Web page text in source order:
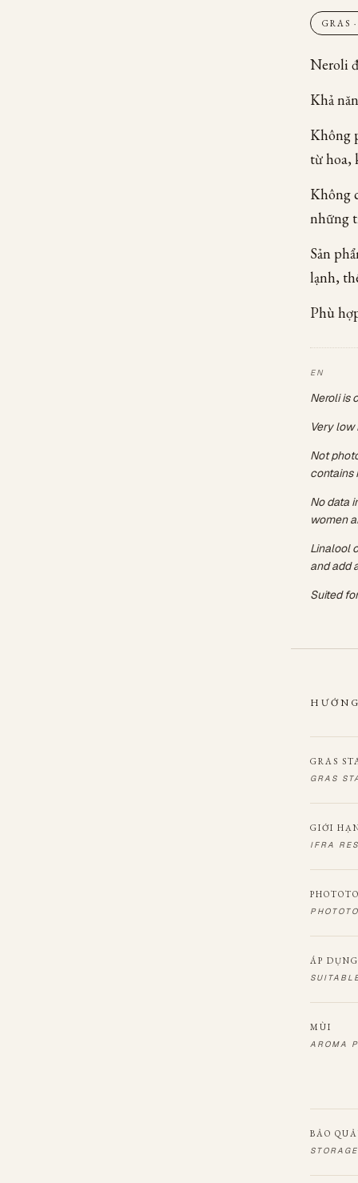
GRAS
Neroli
Khả
Không
từ hoa,
Không
những
Sản
lạnh,
Phù
Neroli is
Very low
Not
contains
No data
women
Linalool
and add
Suited
GRAS
GRAS
GIỚI
IFRA
ÁP
MÙI
AROMA
BẢO
STORAGE